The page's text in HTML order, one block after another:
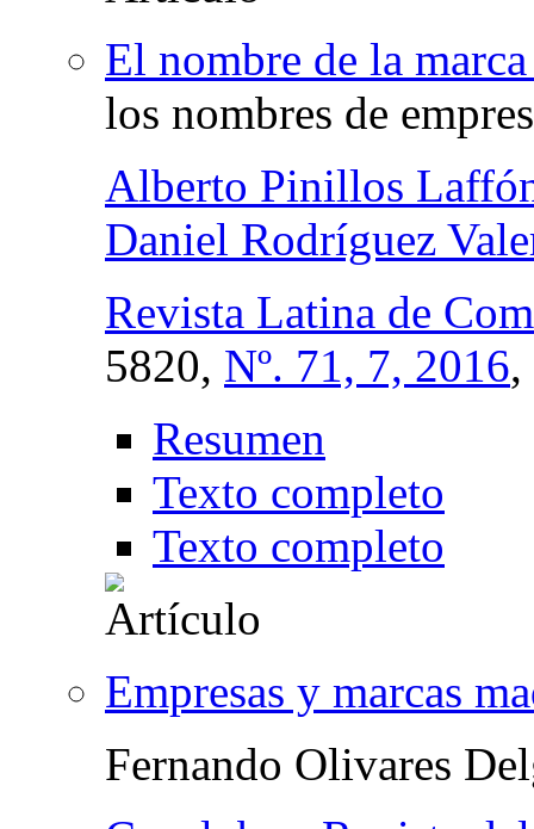
El nombre de la
los nombres de
Alberto Pinillos
Daniel Rodríguez
Revista Latina de
5820, Nº. 71, 7, 2016,
Resumen
Texto completo
Texto completo
Empresas y marcas
Fernando Olivares